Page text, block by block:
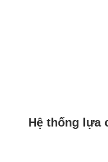
Hệ thống lựa